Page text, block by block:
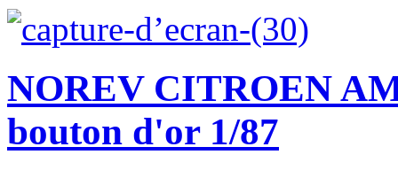
NOREV CITROEN
bouton d'or 1/87